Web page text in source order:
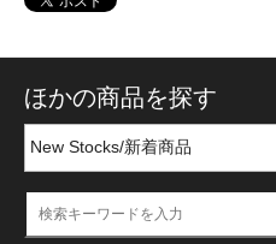
ほかの商品を探す